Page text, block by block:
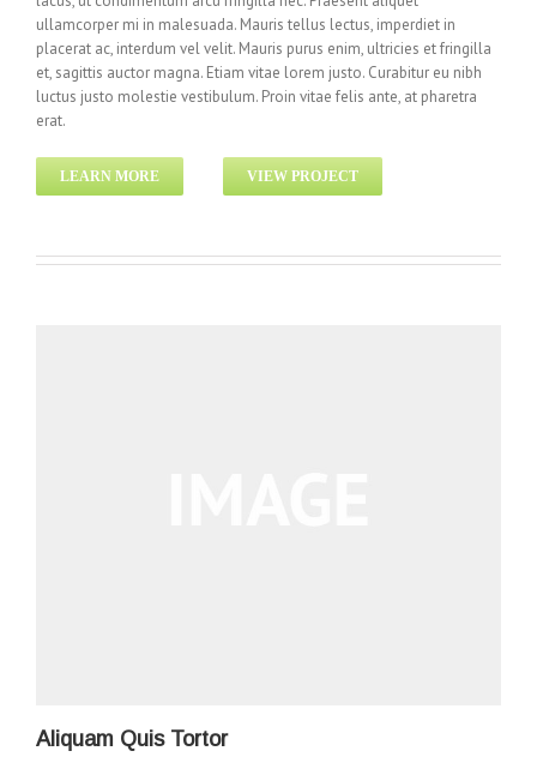
ullamcorper mi in malesuada. Mauris tellus lectus, imperdiet in
placerat ac, interdum vel velit. Mauris purus enim, ultricies et fringilla
et, sagittis auctor magna. Etiam vitae lorem justo. Curabitur eu nibh
luctus justo molestie vestibulum. Proin vitae felis ante, at pharetra
erat.
LEARN MORE VIEW PROJECT
Aliquam Quis Tortor